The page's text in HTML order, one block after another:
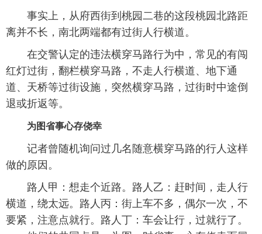
事实上，从府西街到桃园二巷的这段桃园北路距
离并不长，南北两端都有过街人行横道。
在交警认定的违法横穿马路行为中，常见的有闯
红灯过街，翻栏横穿马路，不走人行横道、地下通
道、天桥等过街设施，突然横穿马路，过街时中途倒
退或折返等。
为图省事心存侥幸
记者曾随机询问过几名随意横穿马路的行人这样
做的原因。
路人甲：想走个近路。路人乙：赶时间，走人行
横道，绕太远。路人丙：街上车不多，偶尔一次，不
要紧，注意点就行。路人丁：车会让行，过就行了。